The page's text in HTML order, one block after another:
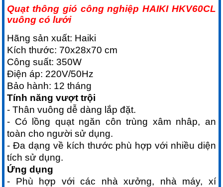
Quạt thông gió công nghiệp HAIKI HKV60CL
vuông có lưới
Hãng sản xuất: Haiki
Kích thước: 70x28x70 cm
Công suất: 350W
Điện áp: 220V/50Hz
Bảo hành: 12 tháng
Tính năng vượt trội
- Thân vuông dễ dàng lắp đặt.
- Có lồng quạt ngăn côn trùng xâm nhâp, an
toàn cho người sử dụng.
- Đa dạng về kích thước phù hợp với nhiều diện
tích sử dụng.
Ứng dụng
- Phù hợp với các nhà xưởng, nhà máy, xí